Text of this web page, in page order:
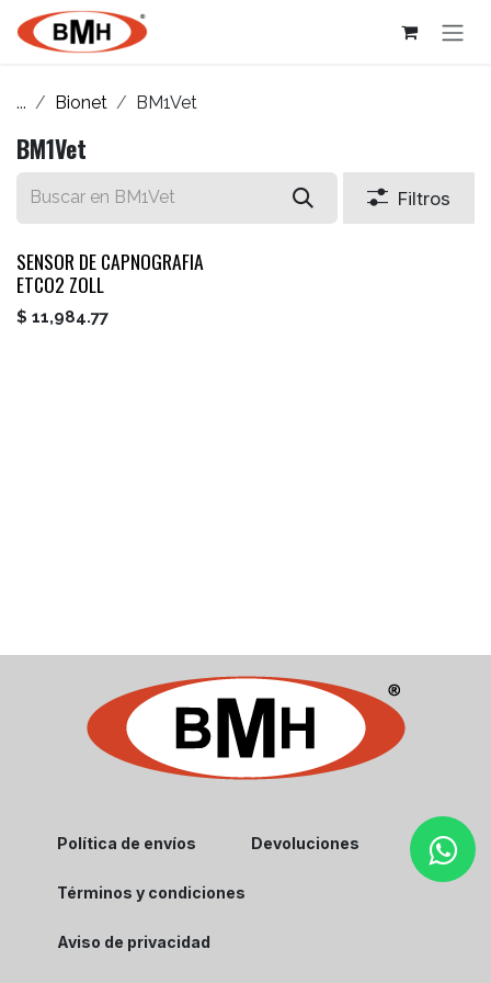
Ir al contenido
... Bionet BM1Vet
BM1Vet
Filtros
SENSOR DE CAPNOGRAFIA
ETCO2 ZOLL
$ 11,984.77
Política de envíos Devoluciones
Términos y condiciones
Aviso de privacidad